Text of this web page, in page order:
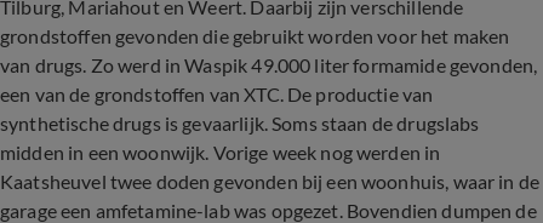
Tilburg, Mariahout en Weert. Daarbij zijn verschillende
grondstoffen gevonden die gebruikt worden voor het maken
van drugs. Zo werd in Waspik 49.000 liter formamide gevonden,
een van de grondstoffen van XTC. De productie van
synthetische drugs is gevaarlijk. Soms staan de drugslabs
midden in een woonwijk. Vorige week nog werden in
Kaatsheuvel twee doden gevonden bij een woonhuis, waar in de
garage een amfetamine-lab was opgezet. Bovendien dumpen de